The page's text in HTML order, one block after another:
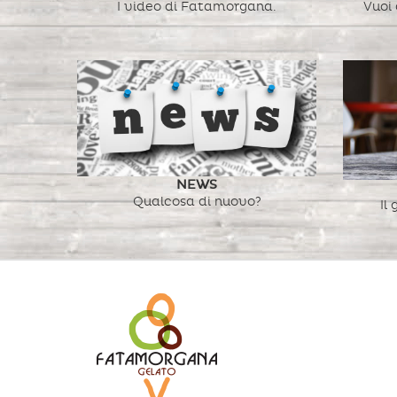
I video di Fatamorgana. Vuoi
NEWS
Qualcosa di nuovo?
Il